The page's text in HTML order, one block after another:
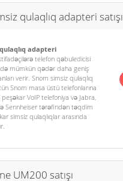
qulaqlıq adapteri satışı
qulaqlıq adapteri
telefon qəbuledicisi
mümkün qədər daha geniş
verir. Snom simsiz qulaqlıq
Snom masa üstü telefonlarına
VoIP telefoniya və Jabra,
Sennheiser tərəfindən təqdim
simsiz qulaqlıqlar arasında
UM200 satışı